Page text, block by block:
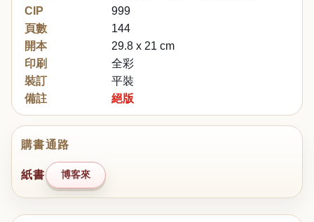
CIP
999
頁數
144
開本
29.8 x 21 cm
印刷
全彩
裝訂
平裝
備註
絕版
購書通路
紙書 博客來